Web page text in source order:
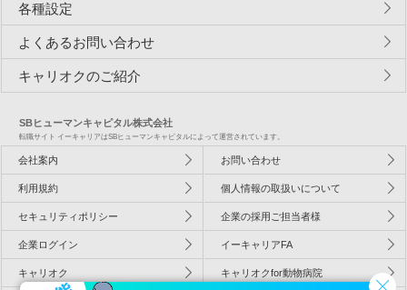
各種設定
よくあるお問い合わせ
キャリオクのご紹介
SBヒューマンキャピタル株式会社
転職サイト イーキャリアはSBヒューマンキャピタルによって運営されています。
会社案内 お問い合わせ
利用規約 個人情報の取扱いについて
セキュリティポリシー 企業の採用ご担当者様
企業ログイン イーキャリアFA
キャリオク キャリオクfor動物病院